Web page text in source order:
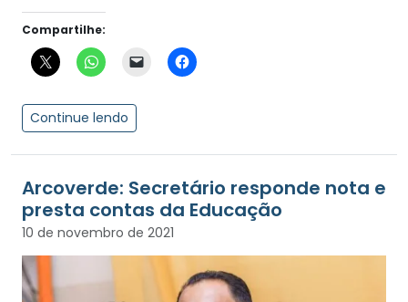
Compartilhe:
Continue lendo
Arcoverde: Secretário responde nota e
presta contas da Educação
10 de novembro de 2021